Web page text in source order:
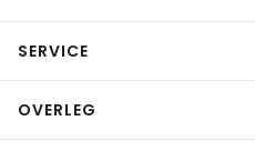
SERVICE
OVERLEG